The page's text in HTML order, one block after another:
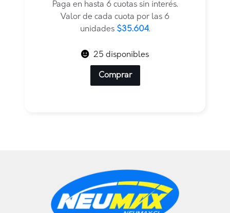
original
$427.250.
actual
Paga en hasta 6 cuotas sin interés.
Valor de cada cuota por las 6
unidades $35.604.
25 disponibles
Comprar